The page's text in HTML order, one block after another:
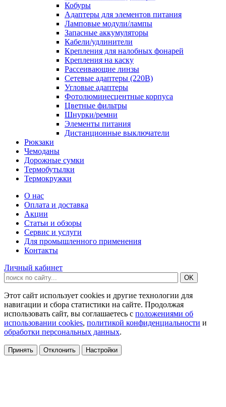
Кобуры
Адаптеры для элементов питания
Ламповые модули/лампы
Запасные аккумуляторы
Кабели/удлинители
Крепления для налобных фонарей
Крепления на каску
Рассеивающие линзы
Сетевые адаптеры (220В)
Угловые адаптеры
Фотолюминесцентные корпуса
Цветные фильтры
Шнурки/ремни
Элементы питания
Дистанционные выключатели
Рюкзаки
Чемоданы
Дорожные сумки
Термобутылки
Термокружки
О нас
Оплата и доставка
Акции
Статьи и обзоры
Сервис и услуги
Для промышленного применения
Контакты
Личный кабинет
Этот сайт использует cookies и другие технологии для
навигации и сбора статистики на сайте. Продолжая
использовать сайт, вы соглашаетесь с положениями об
использовании cookies, политикой конфиденциальности и
обработки персональных данных.
Принять Отклонить Настройки